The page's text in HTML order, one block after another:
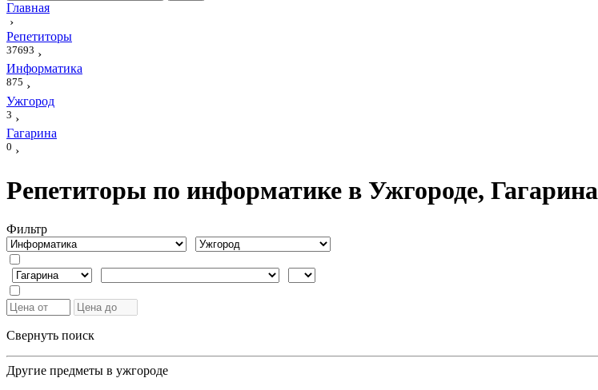
Главная
›
Репетиторы
37693 ›
Информатика
875 ›
Ужгород
3 ›
Гагарина
0 ›
Репетиторы по информатике в Ужгороде, Гагарина
Фильтр
Свернуть поиск
Другие предметы в ужгороде